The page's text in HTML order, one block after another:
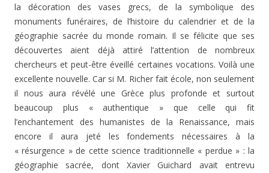
la décoration des vases grecs, de la symbolique des
monuments funéraires, de l’histoire du calendrier et de la
géographie sacrée du monde romain. Il se félicite que ses
découvertes aient déjà attiré l’attention de nombreux
chercheurs et peut-être éveillé certaines vocations. Voilà une
excellente nouvelle. Car si M. Richer fait école, non seulement
il nous aura révélé une Grèce plus profonde et surtout
beaucoup plus « authentique » que celle qui fit
l’enchantement des humanistes de la Renaissance, mais
encore il aura jeté les fondements nécessaires à la
« résurgence » de cette science traditionnelle « perdue » : la
géographie sacrée, dont Xavier Guichard avait entrevu